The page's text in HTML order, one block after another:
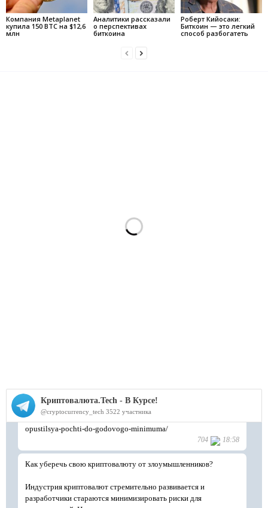
Компания Metaplanet
купила 150 BTC на $12,6
млн
Аналитики рассказали
о перспективах
биткоина
Роберт Кийосаки:
Биткоин — это легкий
способ разбогатеть